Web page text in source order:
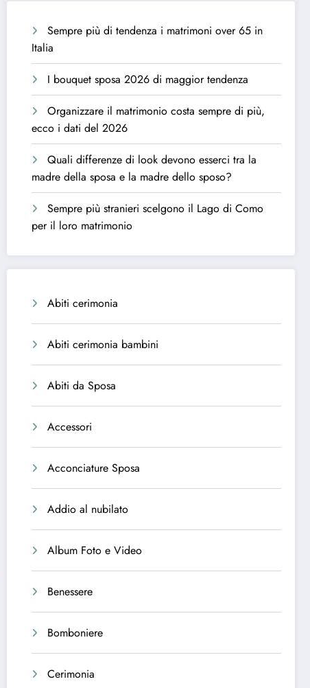
Sempre più di tendenza i matrimoni over 65 in
Italia
I bouquet sposa 2026 di maggior tendenza
Organizzare il matrimonio costa sempre di più,
ecco i dati del 2026
Quali differenze di look devono esserci tra la
madre della sposa e la madre dello sposo?
Sempre più stranieri scelgono il Lago di Como
per il loro matrimonio
Abiti cerimonia
Abiti cerimonia bambini
Abiti da Sposa
Accessori
Acconciature Sposa
Addio al nubilato
Album Foto e Video
Benessere
Bomboniere
Cerimonia